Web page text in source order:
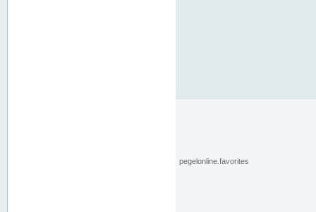
pegelonline.favorites